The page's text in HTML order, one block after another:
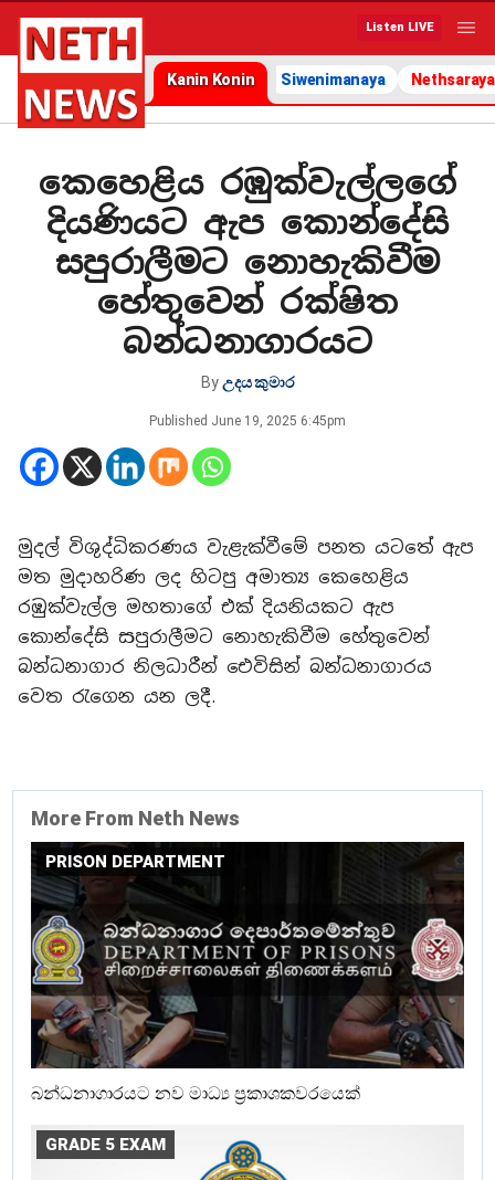
Listen LIVE
Kanin Konin Siwenimanaya Nethsaraya
කෙහෙළිය රඹුක්වැල්ලගේ
දියණියට ඇප කොන්දේසි
සපුරාලීමට නොහැකිවීම
හේතුවෙන් රක්ෂිත
බන්ධනාගාරයට
Byඋදය කුමාර
Published June 19, 2025 6:45pm
මුදල් විශුද්ධිකරණය වැළැක්වීමේ පනත යටතේ ඇප
මත මුදාහරිණ ලද හිටපු අමාත්‍ය කෙහෙළිය
රඹුක්වැල්ල මහතාගේ එක් දියනියකට ඇප
කොන්දේසි සපුරාලීමට නොහැකිවීම හේතුවෙන්
බන්ධනාගාර නිලධාරීන් ඓවිසින් බන්ධනාගාරය
වෙත රැගෙන යන ලදී.
More From Neth News
PRISON DEPARTMENT
බන්ධනාගාරයට නව මාධ්‍ය ප්‍රකාශකවරයෙක්
GRADE 5 EXAM